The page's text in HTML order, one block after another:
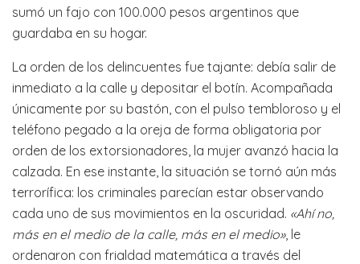
sumó un fajo con 100.000 pesos argentinos que
guardaba en su hogar.
La orden de los delincuentes fue tajante: debía salir de
inmediato a la calle y depositar el botín. Acompañada
únicamente por su bastón, con el pulso tembloroso y el
teléfono pegado a la oreja de forma obligatoria por
orden de los extorsionadores, la mujer avanzó hacia la
calzada. En ese instante, la situación se tornó aún más
terrorífica: los criminales parecían estar observando
cada uno de sus movimientos en la oscuridad. «Ahí no,
más en el medio de la calle, más en el medio», le
ordenaron con frialdad matemática a través del